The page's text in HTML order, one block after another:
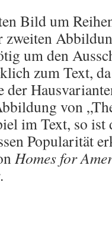
Bild um
um den
zum Text,
der
von
im Text, so ist
Popularität
Homes for